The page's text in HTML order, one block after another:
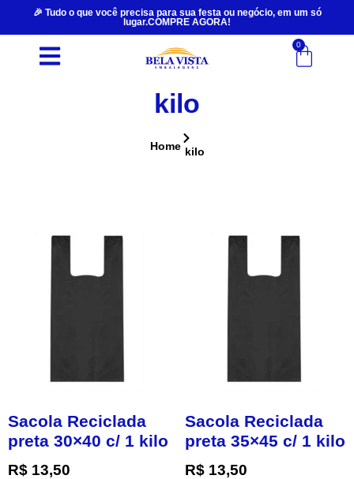
🎉 Tudo o que você precisa para sua festa ou negócio, em um só
lugar.COMPRE AGORA!
0
kilo
Home kilo
Sacola Reciclada
preta 30×40 c/ 1 kilo
R$ 13,50
Sacola Reciclada
preta 35×45 c/ 1 kilo
R$ 13,50